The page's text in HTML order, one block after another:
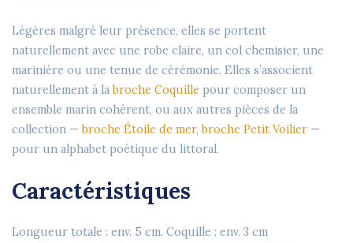
Légères malgré leur présence, elles se portent
naturellement avec une robe claire, un col chemisier, une
marinière ou une tenue de cérémonie. Elles s’associent
naturellement à labroche Coquille pour composer un
ensemble marin cohérent, ou aux autres pièces de la
collection —broche Étoile de mer,broche Petit Voilier —
pour un alphabet poétique du littoral.
Caractéristiques
Longueur totale : env. 5 cm. Coquille : env. 3 cm